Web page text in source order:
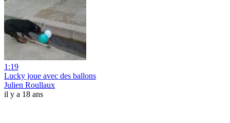
1:19
Lucky joue avec des ballons
Julien Roullaux
il y a 18 ans